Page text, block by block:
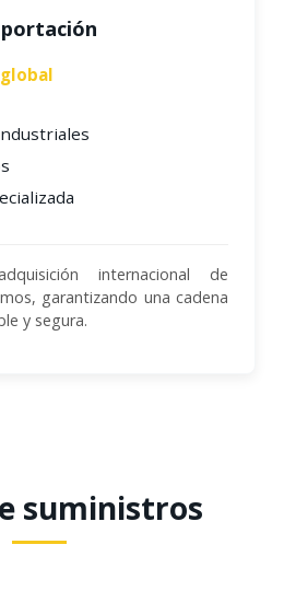
internacional de
garantizando una cadena
y segura.
suministros